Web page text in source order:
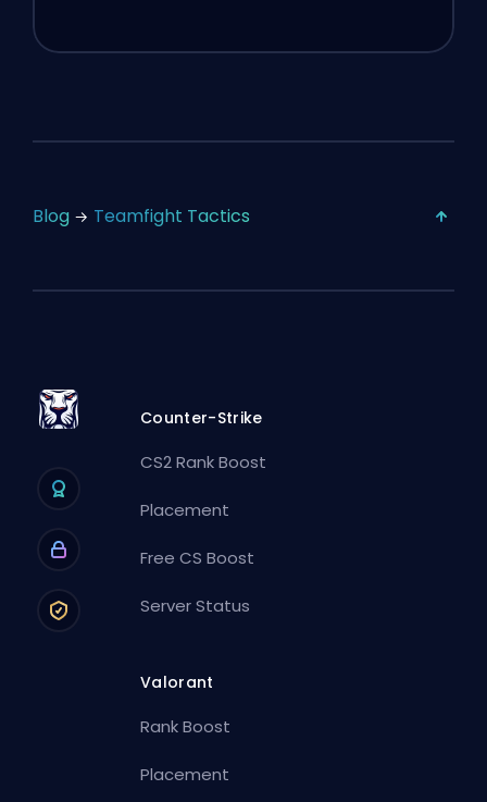
Blog Teamfight Tactics
Counter-Strike
CS2 Rank Boost
Placement
Free CS Boost
Server Status
Valorant
Rank Boost
Placement